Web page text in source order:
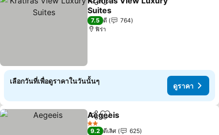
แชร์ เพิ่มในรายการโปรด
Suites
ดูราคา
7.5 ดี
764
ฟิร่า
เลือกวันที่เพื่อดูราคาในวันนั้นๆ
ดูราคา
แชร์ เพิ่มในรายการโปรด
Aegeeis
2 ดาว
9.2 ดีเลิศ
625